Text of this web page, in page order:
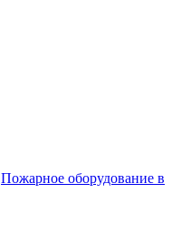
Пожарное оборудование в